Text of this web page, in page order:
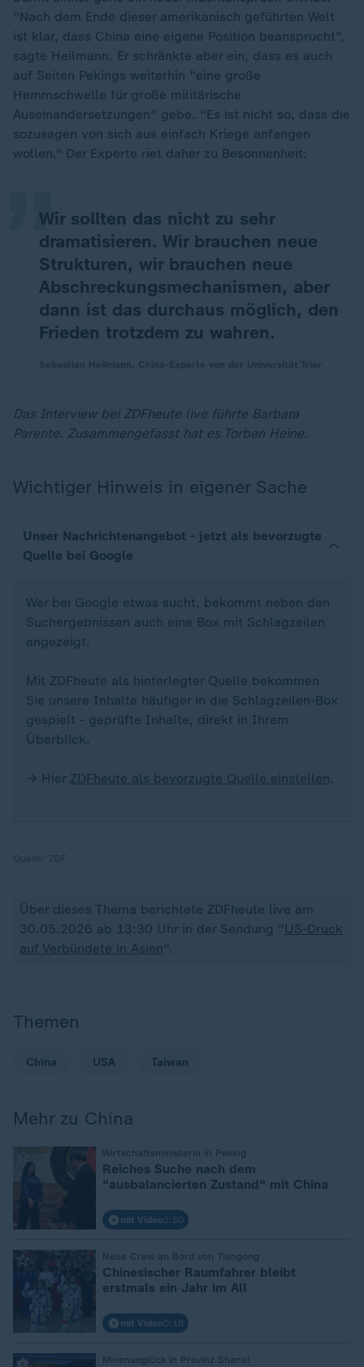
"Nach dem Ende dieser amerikanisch geführten Welt
ist klar, dass China eine eigene Position beansprucht",
sagte Heilmann. Er schränkte aber ein, dass es auch
auf Seiten Pekings weiterhin "eine große
Hemmschwelle für große militärische
Auseinandersetzungen" gebe. "Es ist nicht so, dass die
sozusagen von sich aus einfach Kriege anfangen
wollen." Der Experte riet daher zu Besonnenheit:
Wir sollten das nicht zu sehr
dramatisieren. Wir brauchen neue
Strukturen, wir brauchen neue
Abschreckungsmechanismen, aber
dann ist das durchaus möglich, den
Frieden trotzdem zu wahren.
„
Das Interview bei ZDFheute live führte Barbara
Parente. Zusammengefasst hat es Torben Heine.
Wichtiger Hinweis in eigener Sache
Unser Nachrichtenangebot - jetzt als bevorzugte
Quelle bei Google
Wer bei Google etwas sucht, bekommt neben den
Suchergebnissen auch eine Box mit Schlagzeilen
angezeigt.
Mit ZDFheute als hinterlegter Quelle bekommen
Sie unsere Inhalte häufiger in die Schlagzeilen-Box
gespielt - geprüfte Inhalte, direkt in Ihrem
Überblick.
→ Hier ZDFheute als bevorzugte Quelle einstellen.
Über dieses Thema berichtete ZDFheute live am
30.05.2026 ab 13:30 Uhr in der Sendung " US-Druck
auf Verbündete in Asien".
Themen
China USA Taiwan
Mehr zu China
Wirtschaftsministerin in Peking
Reiches Suche nach dem
"ausbalancierten Zustand" mit China
mit Video2:50
Neue Crew an Bord von Tiangong
Chinesischer Raumfahrer bleibt
erstmals ein Jahr im All
mit Video0:18
Minenunglück in Provinz Shanxi